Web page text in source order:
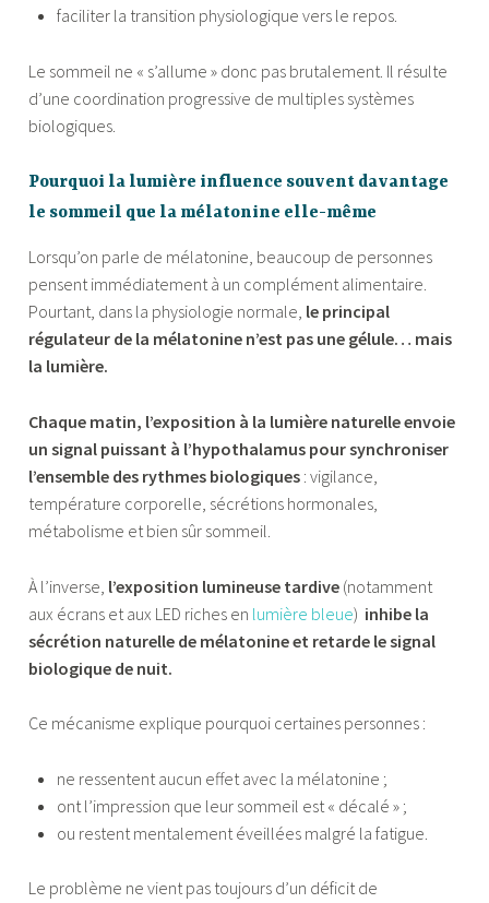
faciliter la transition physiologique vers le repos.
Le sommeil ne « s’allume » donc pas brutalement. Il résulte
d’une coordination progressive de multiples systèmes
biologiques.
Pourquoi la lumière influence souvent davantage
le sommeil que la mélatonine elle-même
Lorsqu’on parle de mélatonine, beaucoup de personnes
pensent immédiatement à un complément alimentaire.
Pourtant, dans la physiologie normale, le principal
régulateur de la mélatonine n’est pas une gélule… mais
la lumière.
Chaque matin, l’exposition à la lumière naturelle envoie
un signal puissant à l’hypothalamus pour synchroniser
l’ensemble des rythmes biologiques : vigilance,
température corporelle, sécrétions hormonales,
métabolisme et bien sûr sommeil.
À l’inverse, l’exposition lumineuse tardive (notamment
aux écrans et aux LED riches en lumière bleue) inhibe la
sécrétion naturelle de mélatonine et retarde le signal
biologique de nuit.
Ce mécanisme explique pourquoi certaines personnes :
ne ressentent aucun effet avec la mélatonine ;
ont l’impression que leur sommeil est « décalé » ;
ou restent mentalement éveillées malgré la fatigue.
Le problème ne vient pas toujours d’un déficit de